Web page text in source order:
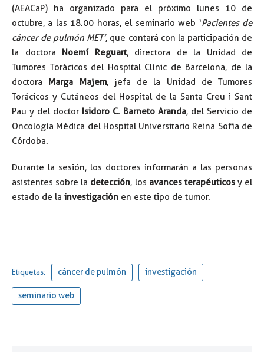
(AEACaP) ha organizado para el próximo lunes 10 de
octubre, a las 18.00 horas, el seminario web ‘Pacientes de
cáncer de pulmón MET’, que contará con la participación de
la doctora Noemí Reguart, directora de la Unidad de
Tumores Torácicos del Hospital Clínic de Barcelona, de la
doctora Marga Majem, jefa de la Unidad de Tumores
Torácicos y Cutáneos del Hospital de la Santa Creu i Sant
Pau y del doctor Isidoro C. Barneto Aranda, del Servicio de
Oncología Médica del Hospital Universitario Reina Sofía de
Córdoba.
Durante la sesión, los doctores informarán a las personas
asistentes sobre la detección, los avances terapéuticosy el
estado de la investigación en este tipo de tumor.
Etiquetas: cáncer de pulmón investigación
seminario web